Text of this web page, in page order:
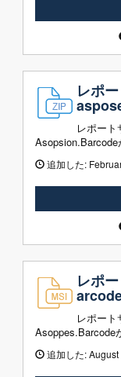
レポ
レポー
Asopsion.Barcode
追加した:
レポ
レポー
Asoppes.Barcode
追加した:August